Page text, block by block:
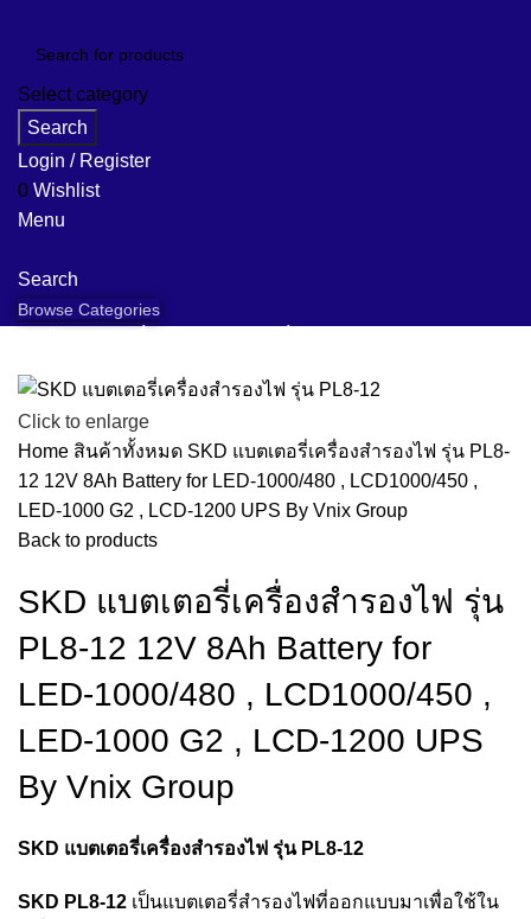
Select category
Search
Login / Register
0 Wishlist
Menu
Search
Browse Categories
Click to enlarge
Home สินค้าทั้งหมด SKD แบตเตอรี่เครื่องสำรองไฟ รุ่น PL8-
12 12V 8Ah Battery for LED-1000/480 , LCD1000/450 ,
LED-1000 G2 , LCD-1200 UPS By Vnix Group
Back to products
SKD แบตเตอรี่เครื่องสำรองไฟ รุ่น
PL8-12 12V 8Ah Battery for
LED-1000/480 , LCD1000/450 ,
LED-1000 G2 , LCD-1200 UPS
By Vnix Group
SKD แบตเตอรี่เครื่องสำรองไฟ รุ่น PL8-12
SKD PL8-12 เป็นแบตเตอรี่สำรองไฟที่ออกแบบมาเพื่อใช้ใน